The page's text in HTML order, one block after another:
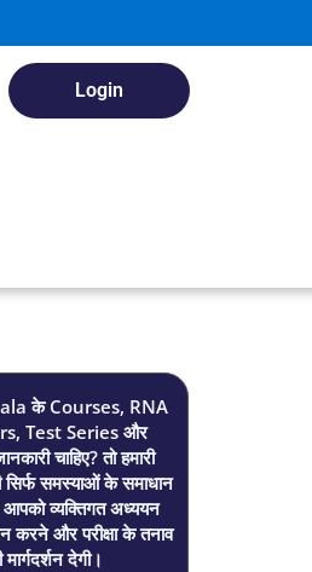
Login
के Courses, RNA
Test Series और
चाहिए? तो हमारी
समस्याओं के समाधान
आपको व्यक्तिगत अध्ययन
करने और परीक्षा के तनाव
देगी।